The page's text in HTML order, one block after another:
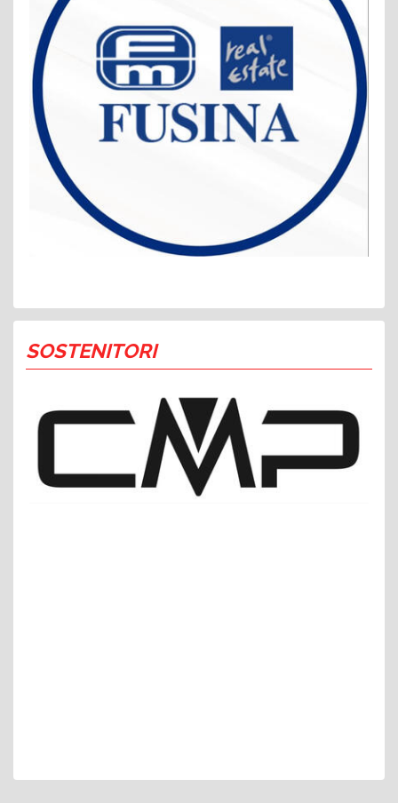
SOSTENITORI